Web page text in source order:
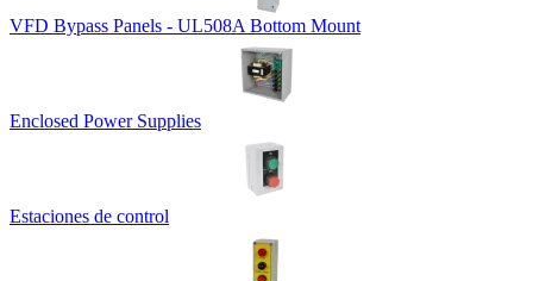
VFD Bypass Panels - UL508A Bottom Mount
Enclosed Power Supplies
Estaciones de control